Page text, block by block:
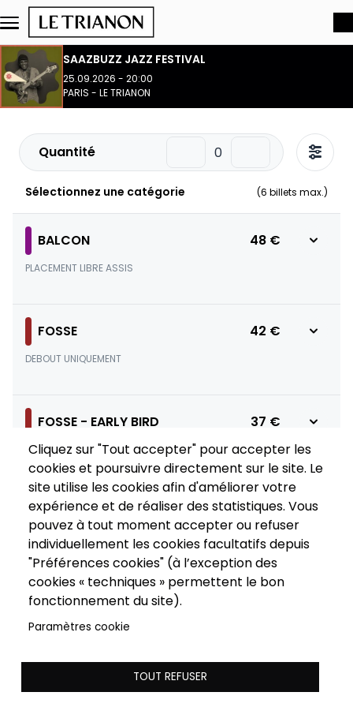
Aller au contenu principal
SAAZBUZZ JAZZ FESTIVAL
25.09.2026 - 20:00
PARIS - LE TRIANON
Quantité
Sélectionnez une catégorie (6 billets max.)
BALCON 48 €
PLACEMENT LIBRE ASSIS
FOSSE 42 €
DEBOUT UNIQUEMENT
FOSSE - EARLY BIRD 37 €
DEBOUT UNIQUEMENT - tarif préférentiel de lancement, ouvert à
tous.
BALCON - EARLY BIRD COMPLET
PLACEMENT LIBRE ASSIS - tarif préférentiel de lancement, ouvert
à tous.
Cliquez sur "Tout accepter" pour accepter les
cookies et poursuivre directement sur le site. Le
site utilise les cookies afin d'améliorer votre
expérience et de réaliser des statistiques. Vous
pouvez à tout moment accepter ou refuser
individuellement les cookies facultatifs depuis
"Préférences cookies" (à l’exception des
cookies « techniques » permettent le bon
fonctionnement du site).
Paramètres cookie
TOUT REFUSER